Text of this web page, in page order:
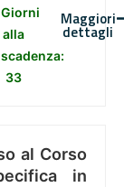
Giorni
alla
scadenza:
33
Maggiori
dettagli
al Corso
in